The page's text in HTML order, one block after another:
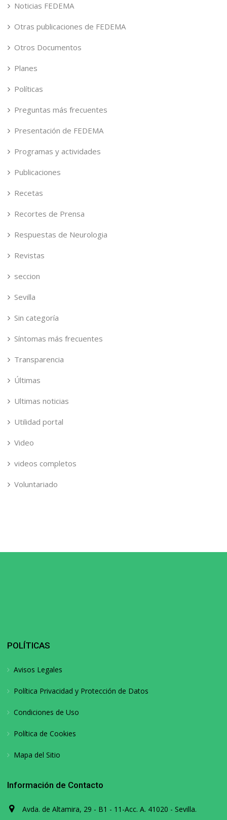
Noticias FEDEMA
Otras publicaciones de FEDEMA
Otros Documentos
Planes
Políticas
Preguntas más frecuentes
Presentación de FEDEMA
Programas y actividades
Publicaciones
Recetas
Recortes de Prensa
Respuestas de Neurologia
Revistas
seccion
Sevilla
Sin categoría
Síntomas más frecuentes
Transparencia
Últimas
Ultimas noticias
Utilidad portal
Video
videos completos
Voluntariado
POLÍTICAS
Avisos Legales
Política Privacidad y Protección de Datos
Condiciones de Uso
Política de Cookies
Mapa del Sitio
Información de Contacto
Avda. de Altamira, 29 - B1 - 11-Acc. A. 41020 - Sevilla.